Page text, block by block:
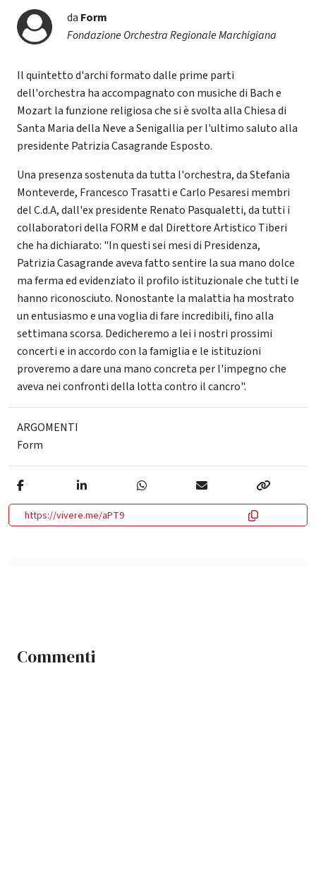
da Form
Fondazione Orchestra Regionale Marchigiana
Il quintetto d'archi formato dalle prime parti
dell'orchestra ha accompagnato con musiche di Bach e
Mozart la funzione religiosa che si è svolta alla Chiesa di
Santa Maria della Neve a Senigallia per l'ultimo saluto alla
presidente Patrizia Casagrande Esposto.
Una presenza sostenuta da tutta l'orchestra, da Stefania
Monteverde, Francesco Trasatti e Carlo Pesaresi membri
del C.d.A, dall'ex presidente Renato Pasqualetti, da tutti i
collaboratori della FORM e dal Direttore Artistico Tiberi
che ha dichiarato: "In questi sei mesi di Presidenza,
Patrizia Casagrande aveva fatto sentire la sua mano dolce
ma ferma ed evidenziato il profilo istituzionale che tutti le
hanno riconosciuto. Nonostante la malattia ha mostrato
un entusiasmo e una voglia di fare incredibili, fino alla
settimana scorsa. Dedicheremo a lei i nostri prossimi
concerti e in accordo con la famiglia e le istituzioni
proveremo a dare una mano concreta per l'impegno che
aveva nei confronti della lotta contro il cancro".
ARGOMENTI
Form
https://vivere.me/aPT9
Commenti